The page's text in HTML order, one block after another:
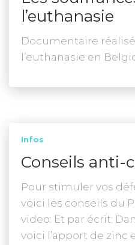
l’euthanasie
Documentaire
l’euthanasie en
Infos
Conseils anti-
Pour stimuler vos
voici les conseils du
video: Et par écrit:
voici l’apport de zinc